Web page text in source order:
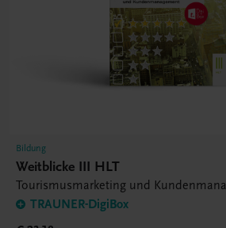
Bildung
Weitblicke III HLT
Tourismusmarketing und
TRAUNER-DigiBox